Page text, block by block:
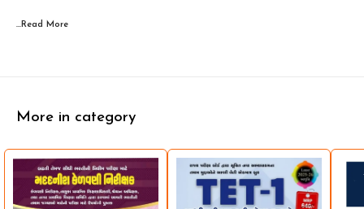
...Read More
More in category